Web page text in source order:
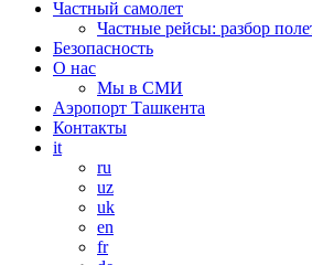
Частный самолет
Частные рейсы: разбор
Безопасность
О нас
Мы в СМИ
Аэропорт Ташкента
Контакты
it
ru
uz
uk
en
fr